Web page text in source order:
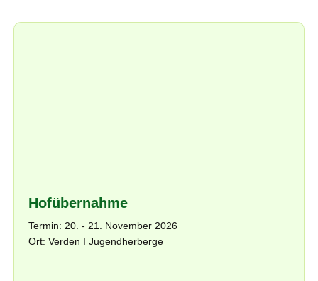
Hofübernahme
Termin: 20. - 21. November 2026
Ort: Verden I Jugendherberge